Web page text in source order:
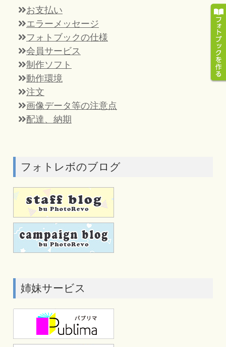
お支払い
エラーメッセージ
フォトブックの仕様
会員サービス
制作ソフト
動作環境
注文
画像データ等の注意点
配達、納期
フォトレボのブログ
姉妹サービス